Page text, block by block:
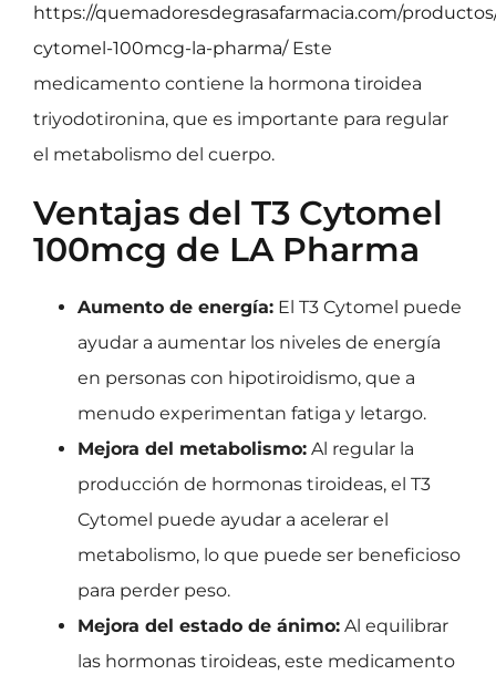
https://quemadoresdegrasafarmacia.com/
cytomel-100mcg-la-pharma/Este
medicamento contiene la hormona tiroidea
triyodotironina, que es importante para regular
el metabolismo del cuerpo.
Ventajas del T3 Cytomel
100mcg de LA Pharma
Aumento de energía: El T3 Cytomel puede
ayudar a aumentar los niveles de energía
en personas con hipotiroidismo, que a
menudo experimentan fatiga y letargo.
Mejora del metabolismo: Al regular la
producción de hormonas tiroideas, el T3
Cytomel puede ayudar a acelerar el
metabolismo, lo que puede ser beneficioso
para perder peso.
Mejora del estado de ánimo: Al equilibrar
las hormonas tiroideas, este medicamento